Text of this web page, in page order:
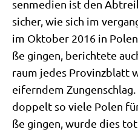
sen­me­di­en ist den
sicher, wie sich im
im Okto­ber 2016 in
ße gin­gen, berich­te­te
raum jedes Pro­vinz­blatt
eifern­dem
dop­pelt so vie­le Polen
ße gin­gen, wur­de dies